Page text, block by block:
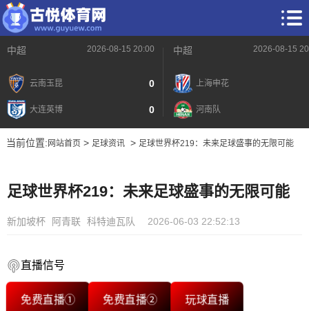
中超 2026-08-15 20:00
云南玉昆 0
大连英博 0
中超 2026-08-15
上海申花
河南队
当前位置: 网站首页> 足球资讯> 足球世界杯219：未来足球盛事的无限可能
足球世界杯219：未来足球盛事的无限可能
新加坡杯 阿青联 科特迪瓦队 2026-06-03 22:52:13
直播信号
免费直播① 免费直播② 玩球直播